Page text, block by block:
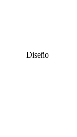
Diseño